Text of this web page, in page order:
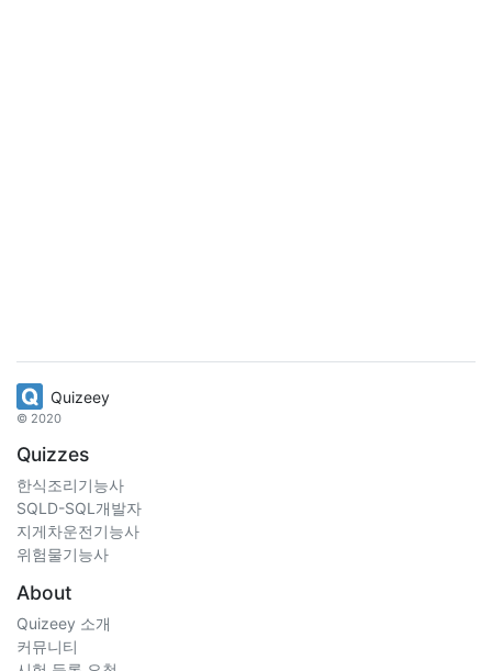
Quizeey
© 2020
Quizzes
한식조리기능사
SQLD-SQL개발자
지게차운전기능사
위험물기능사
About
Quizeey 소개
커뮤니티